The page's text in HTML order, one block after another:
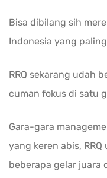
Bisa dibilang sih
Indonesia yang
RRQ sekarang udah
cuman fokus di satu
Gara-gara
yang keren abis,
beberapa gelar juara